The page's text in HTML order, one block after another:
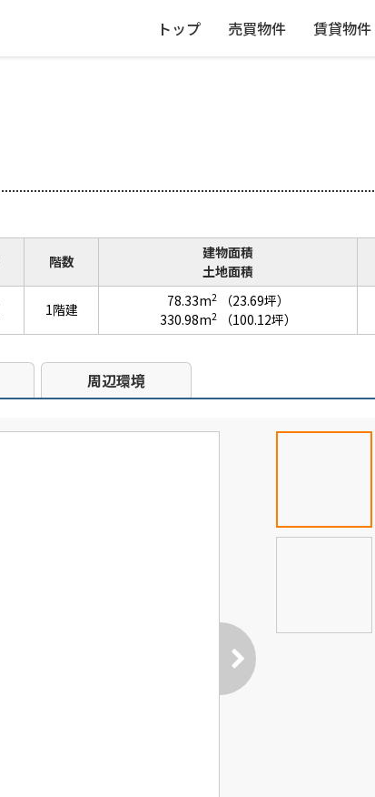
トップ 売買物件 賃貸物件
階数
建物面積
土地面積
1階建 78.33m2
（23.69坪）
330.98m2 （100.12坪）
周辺環境